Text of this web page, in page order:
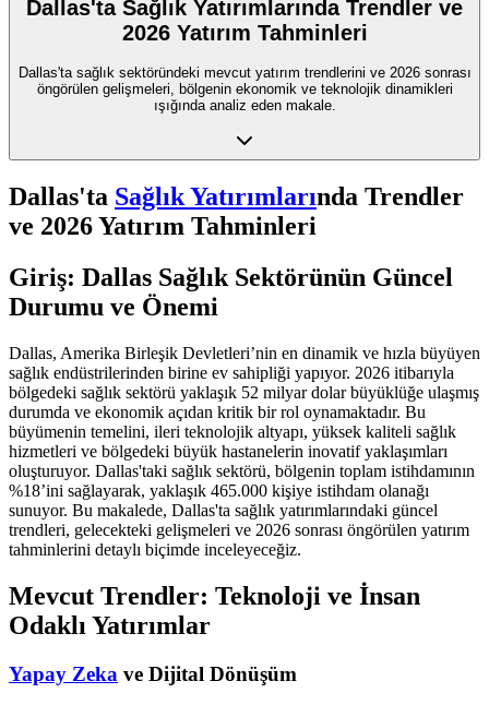
Dallas'ta Sağlık Yatırımlarında Trendler ve
2026 Yatırım Tahminleri
Dallas'ta sağlık sektöründeki mevcut yatırım trendlerini ve 2026 sonrası
öngörülen gelişmeleri, bölgenin ekonomik ve teknolojik dinamikleri
ışığında analiz eden makale.
Dallas'ta Sağlık Yatırımlarında Trendler
ve 2026 Yatırım Tahminleri
Giriş: Dallas Sağlık Sektörünün Güncel
Durumu ve Önemi
Dallas, Amerika Birleşik Devletleri’nin en dinamik ve hızla büyüyen
sağlık endüstrilerinden birine ev sahipliği yapıyor. 2026 itibarıyla
bölgedeki sağlık sektörü yaklaşık 52 milyar dolar büyüklüğe ulaşmış
durumda ve ekonomik açıdan kritik bir rol oynamaktadır. Bu
büyümenin temelini, ileri teknolojik altyapı, yüksek kaliteli sağlık
hizmetleri ve bölgedeki büyük hastanelerin inovatif yaklaşımları
oluşturuyor. Dallas'taki sağlık sektörü, bölgenin toplam istihdamının
%18’ini sağlayarak, yaklaşık 465.000 kişiye istihdam olanağı
sunuyor. Bu makalede, Dallas'ta sağlık yatırımlarındaki güncel
trendleri, gelecekteki gelişmeleri ve 2026 sonrası öngörülen yatırım
tahminlerini detaylı biçimde inceleyeceğiz.
Mevcut Trendler: Teknoloji ve İnsan
Odaklı Yatırımlar
Yapay Zeka ve Dijital Dönüşüm